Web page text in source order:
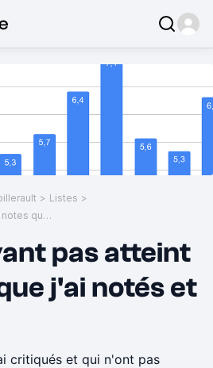
> Listes >
Films n'ayant pas atteint 20 notes que j'ai notés et critiqués
pas atteint
j'ai notés et
critiqués et qui n'ont pas